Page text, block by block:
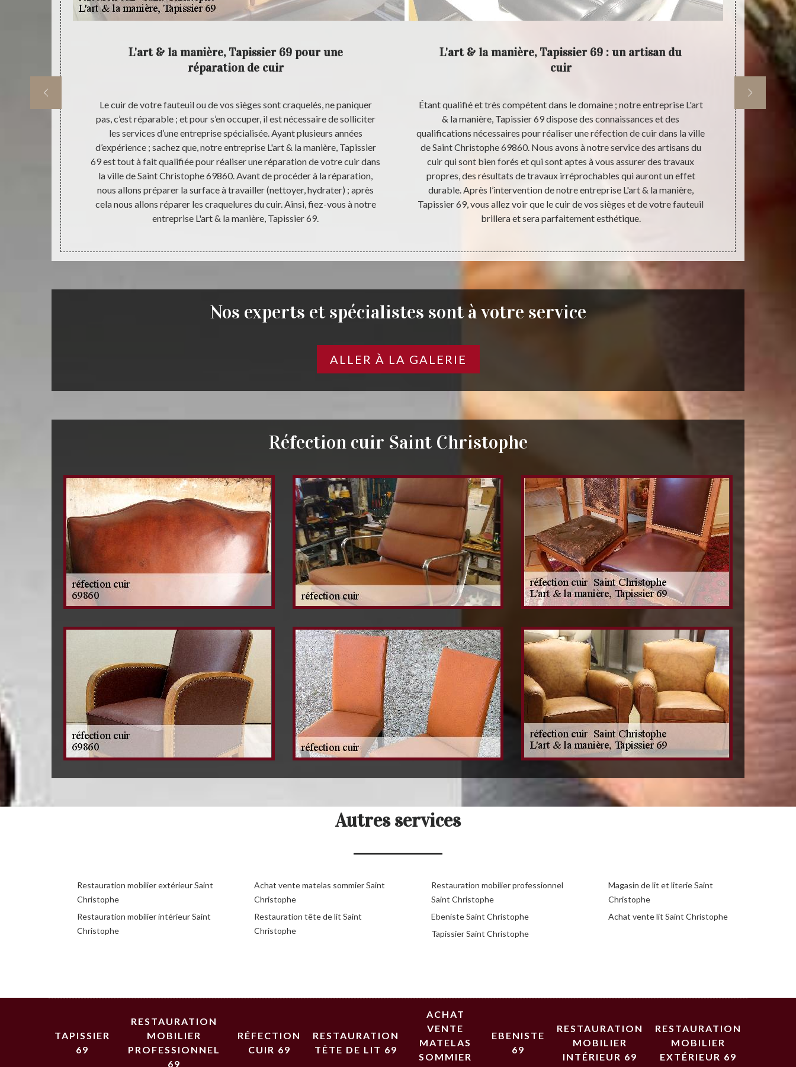
L'art & la manière, Tapissier 69 pour une
réparation de cuir
Le cuir de votre fauteuil ou de vos sièges sont craquelés, ne paniquer
pas, c’est réparable ; et pour s’en occuper, il est nécessaire de solliciter
les services d’une entreprise spécialisée. Ayant plusieurs années
d’expérience ; sachez que, notre entreprise L'art & la manière, Tapissier
69 est tout à fait qualifiée pour réaliser une réparation de votre cuir dans
la ville de Saint Christophe 69860. Avant de procéder à la réparation,
nous allons préparer la surface à travailler (nettoyer, hydrater) ; après
cela nous allons réparer les craquelures du cuir. Ainsi, fiez-vous à notre
entreprise L'art & la manière, Tapissier 69.
L'art & la manière, Tapissier 69 : un artisan du
cuir
Étant qualifié et très compétent dans le domaine ; notre entreprise L'art
& la manière, Tapissier 69 dispose des connaissances et des
qualifications nécessaires pour réaliser une réfection de cuir dans la ville
de Saint Christophe 69860. Nous avons à notre service des artisans du
cuir qui sont bien forés et qui sont aptes à vous assurer des travaux
propres, des résultats de travaux irréprochables qui auront un effet
durable. Après l’intervention de notre entreprise L'art & la manière,
Tapissier 69, vous allez voir que le cuir de vos sièges et de votre fauteuil
brillera et sera parfaitement esthétique.
Nos experts et spécialistes sont à votre service
ALLER À LA GALERIE
Réfection cuir Saint Christophe
Autres services
Restauration mobilier extérieur Saint
Christophe
Restauration mobilier intérieur Saint
Christophe
Achat vente matelas sommier Saint
Christophe
Restauration tête de lit Saint
Christophe
Restauration mobilier professionnel
Saint Christophe
Ebeniste Saint Christophe
Tapissier Saint Christophe
Magasin de lit et literie Saint
Christophe
Achat vente lit Saint Christophe
TAPISSIER
69
RESTAURATION
MOBILIER
PROFESSIONNEL
69
RÉFECTION
CUIR 69
RESTAURATION
TÊTE DE LIT 69
ACHAT
VENTE
MATELAS
SOMMIER
EBENISTE
69
RESTAURATION
MOBILIER
INTÉRIEUR 69
RESTAURATION
MOBILIER
EXTÉRIEUR 69